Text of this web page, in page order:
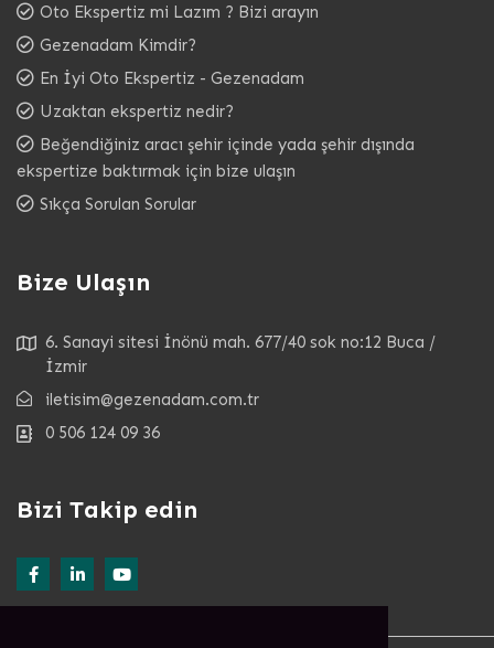
Oto Ekspertiz mi Lazım ? Bizi arayın
Gezenadam Kimdir?
En İyi Oto Ekspertiz - Gezenadam
Uzaktan ekspertiz nedir?
Beğendiğiniz aracı şehir içinde yada şehir dışında
ekspertize baktırmak için bize ulaşın
Sıkça Sorulan Sorular
Bize Ulaşın
6. Sanayi sitesi İnönü mah. 677/40 sok no:12 Buca /
İzmir
iletisim@gezenadam.com.tr
0 506 124 09 36
Bizi Takip edin